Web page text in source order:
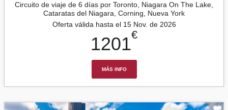
Circuito de viaje de 6 días por Toronto, Niagara On The Lake,
Cataratas del Niagara, Corning, Nueva York
Oferta válida hasta el 15 Nov. de 2026
1201€
MÁS INFO